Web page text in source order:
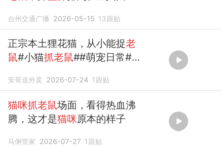
友：它在摆摊吗？
台州交通广播 2026-05-15 13跟贴
正宗本土狸花猫，从小能捉老
鼠#小猫抓老鼠##萌宠日常##
安哥送外卖 2026-07-24 1 跟贴
猫咪抓老鼠场面，看得热血沸
腾，这才是猫咪原本的样子
马俐管家 2026-07-27 1 跟贴